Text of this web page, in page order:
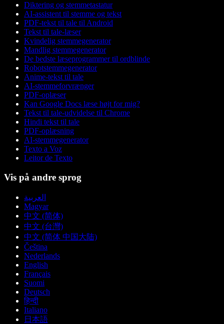
Diktering og stemmetastatur
AI-assistent til stemme og tekst
PDF-tekst til tale til Android
Tekst til tale-læser
Kvindelig stemmegenerator
Mandlig stemmegenerator
De bedste læseprogrammer til ordblinde
Robotstemmegenerator
Anime-tekst til tale
AI-stemmeforvrænger
PDF-oplæser
Kan Google Docs læse højt for mig?
Tekst til tale-udvidelse til Chrome
Hindi tekst til tale
PDF-oplæsning
AI-stemmegenerator
Texto a Voz
Leitor de Texto
Vis på andre sprog
العربية
Magyar
中文 (简体)
中文 (台灣)
中文 (简体 中国大陆)
Čeština
Nederlands
English
Français
Suomi
Deutsch
हिन्दी
Italiano
日本語